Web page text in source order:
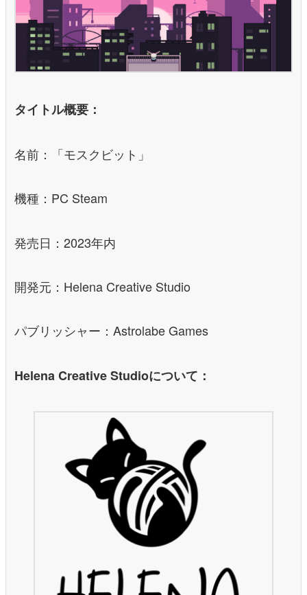
タイトル概要：
名前：「モスクビット」
機種：PC Steam
発売日：2023年内
開発元：Helena Creative Studio
パブリッシャー：Astrolabe Games
Helena Creative Studioについて：